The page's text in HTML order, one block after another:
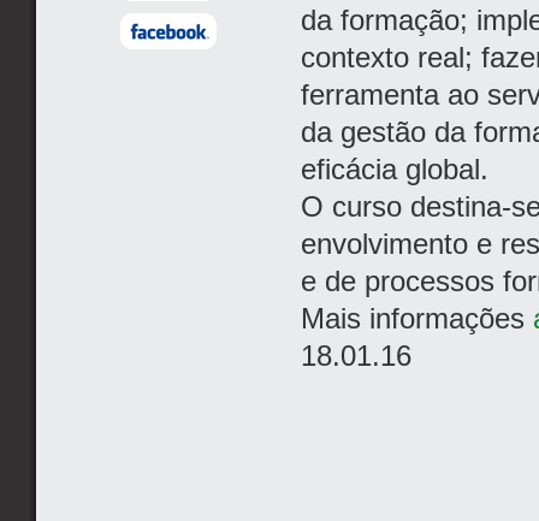
da formação;
contexto real;
ferramenta ao
da gestão da
eficácia global.
O curso destina-
envolvimento e
e de processos
Mais informações
18.01.16